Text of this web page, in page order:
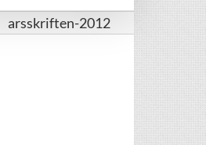
arsskriften-2012